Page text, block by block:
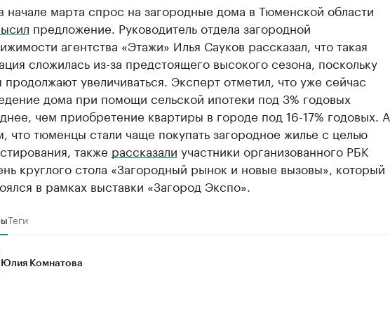
начале марта спрос на загородные дома в Тюменской области
предложение. Руководитель отдела загородной
агентства «Этажи» Илья Сауков рассказал, что такая
сложилась из-за предстоящего высокого сезона, поскольку
продолжают увеличиваться. Эксперт отметил, что уже сейчас
дома при помощи сельской ипотеки под 3% годовых
чем приобретение квартиры в городе под 16-17% годовых. А
что тюменцы стали чаще покупать загородное жилье с целью
также рассказали участники организованного РБК
круглого стола «Загородный рынок и новые вызовы», который
в рамках выставки «Загород Экспо».
Теги
Юлия Комнатова